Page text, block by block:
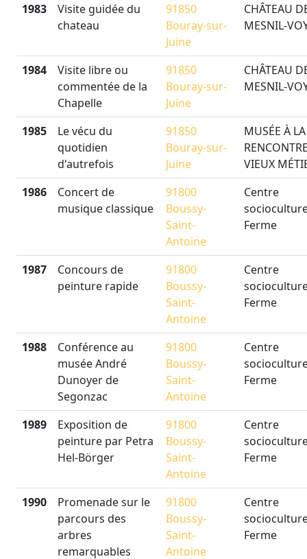
1983
Visite guidée du
chateau
91850
Bouray-sur-
Juine
CHÂTEAU
MESNIL-
1984
Visite libre ou
commentée de la
Chapelle
91850
Bouray-sur-
Juine
CHÂTEAU
MESNIL-
1985
Le vécu du
quotidien
d'autrefois
91850
Bouray-sur-
Juine
MUSÉE À LA
VIEUX
1986
Concert de
musique classique
91800
Boussy-
Saint-
Antoine
Centre
Ferme
1987
Concours de
peinture rapide
91800
Boussy-
Saint-
Antoine
Centre
Ferme
1988
Conférence au
musée André
Dunoyer de
Segonzac
91800
Boussy-
Saint-
Antoine
Centre
Ferme
1989
Exposition de
peinture par Petra
Hel-Börger
91800
Boussy-
Saint-
Antoine
Centre
Ferme
1990
Promenade sur le
parcours des
arbres
remarquables
91800
Boussy-
Saint-
Antoine
Centre
Ferme